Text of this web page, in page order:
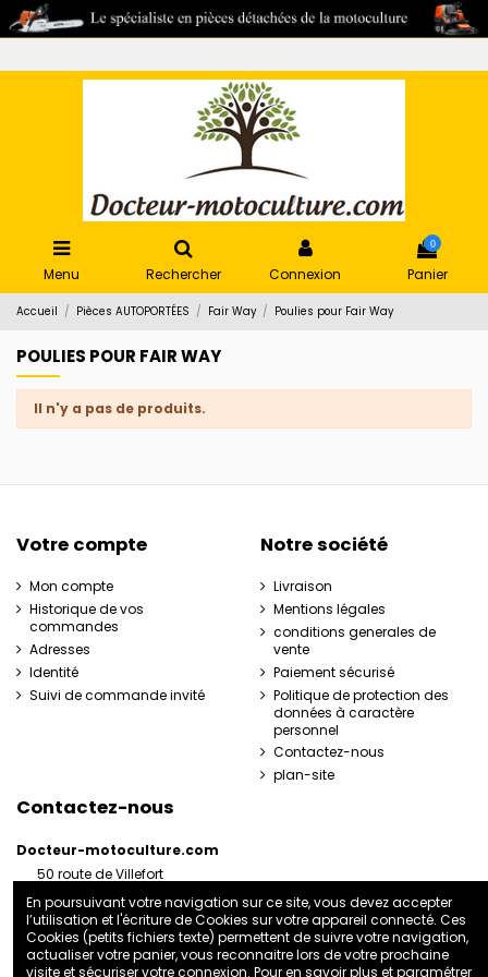
Menu Rechercher Connexion
0
Panier
Accueil Pièces AUTOPORTÉES Fair Way Poulies pour Fair Way
POULIES POUR FAIR WAY
Il n'y a pas de produits.
Votre compte
Mon compte
Historique de vos
commandes
Adresses
Identité
Suivi de commande invité
Notre société
Livraison
Mentions légales
conditions generales de
vente
Paiement sécurisé
Politique de protection des
données à caractère
personnel
Contactez-nous
plan-site
Contactez-nous
Docteur-motoculture.com
50 route de Villefort
France
06 35 41 62 07
docteurmotoculture2@gmail.com
En poursuivant votre navigation sur ce site, vous devez accepter
l’utilisation et l'écriture de Cookies sur votre appareil connecté. Ces
Cookies (petits fichiers texte) permettent de suivre votre navigation,
actualiser votre panier, vous reconnaitre lors de votre prochaine
visite et sécuriser votre connexion. Pour en savoir plus et paramétrer